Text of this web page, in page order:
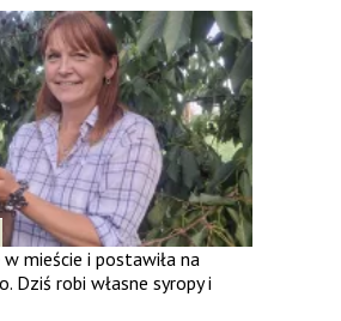
w mieście i postawiła na
Dziś robi własne syropy i